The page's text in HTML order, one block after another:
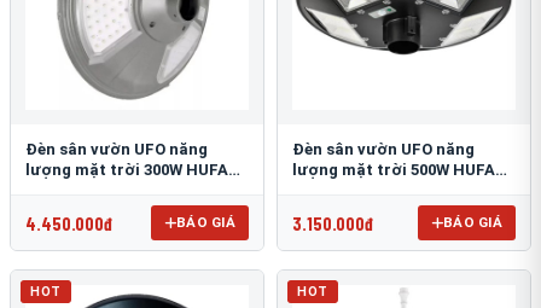
Đèn sân vườn UFO năng
lượng mặt trời 300W HUFA
4.450.000đ BÁO GIÁ
Đèn sân vườn UFO năng
lượng mặt trời 500W HUFA
3.150.000đ BÁO GIÁ
HOT HOT